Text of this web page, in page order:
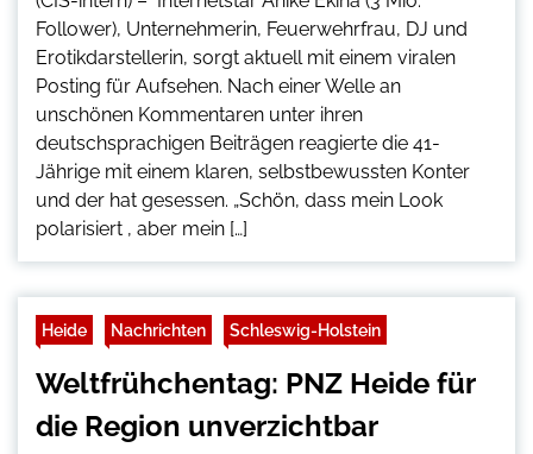
Follower), Unternehmerin, Feuerwehrfrau, DJ und
Erotikdarstellerin, sorgt aktuell mit einem viralen
Posting für Aufsehen. Nach einer Welle an
unschönen Kommentaren unter ihren
deutschsprachigen Beiträgen reagierte die 41-
Jährige mit einem klaren, selbstbewussten Konter
und der hat gesessen. „Schön, dass mein Look
polarisiert , aber mein […]
Heide Nachrichten Schleswig-Holstein
Weltfrühchentag: PNZ Heide für
die Region unverzichtbar